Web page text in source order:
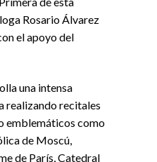
Rosario Álvarez
el apoyo del
una intensa
realizando recitales
emblemáticos como
de Moscú,
de París, Catedral